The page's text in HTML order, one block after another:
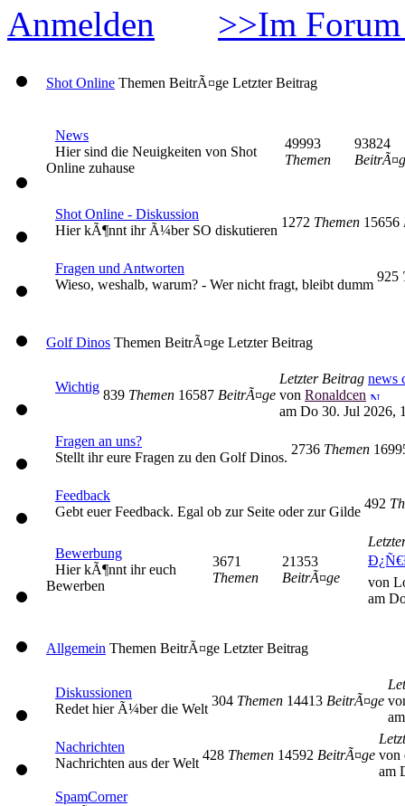
Anmelden >>Im
Shot Online Themen BeitrÃ¤ge Letzter Beitrag
News
Hier sind die Neuigkeiten von Shot
Online zuhause
49993
Themen
93824
Shot Online - Diskussion
Hier kÃ¶nnt ihr Ã¼ber SO diskutieren
1272 Themen 15656
Fragen und Antworten
Wieso, weshalb, warum? - Wer nicht fragt, bleibt dumm
925
Golf Dinos Themen BeitrÃ¤ge Letzter Beitrag
Wichtig
839 Themen 16587 BeitrÃ¤ge
Letzter Beitrag news
von Ronaldcen
am Do 30. Jul 2026,
Fragen an uns?
Stellt ihr eure Fragen zu den Golf Dinos.
2736 Themen
Feedback
Gebt euer Feedback. Egal ob zur Seite oder zur Gilde
492
Bewerbung
Hier kÃ¶nnt ihr euch
Bewerben
3671
Themen
21353
BeitrÃ¤ge
von
am
Allgemein Themen BeitrÃ¤ge Letzter Beitrag
Diskussionen
Redet hier Ã¼ber die Welt
304 Themen 14413 BeitrÃ¤ge
Nachrichten
Nachrichten aus der Welt
428 Themen 14592 BeitrÃ¤ge von
am
SpamCorner